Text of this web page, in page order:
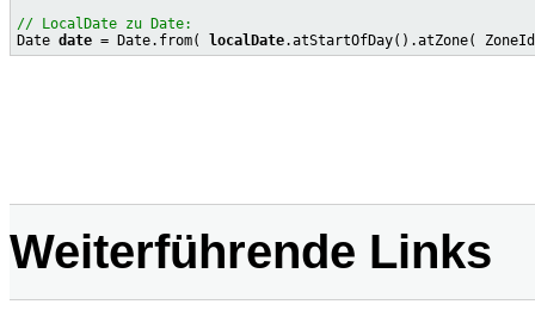
// LocalDate zu Date:
Date date = Date.from( localDate
Weiterführende Links